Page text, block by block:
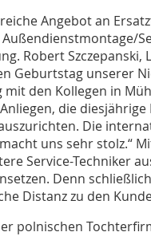
Angebot an
Außendienstmontage/
Robert Szczepanski,
Geburtstag unserer
den Kollegen in
die
Die
uns sehr stolz.“
Service-Techniker
Denn
Distanz zu den
polnischen